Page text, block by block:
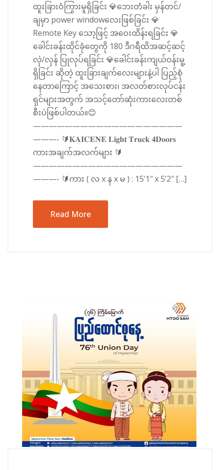
ထူးခြားဝံကြွားမူရှိခြင်း 💎ဘေးတံခါး မှန်တင်/
ချမှာ power windowလေးဖြစ်ခြင်း 💎
Remote Key သော့ဖြင့် အဝေးထိန်းရခြင်း 💎
ခေါင်းခန်းထိုင်ခုံတွေကို 180 ဒီဂရီထိအဆင့်ဆင့်
လှဲ/လှန် ပြုလုပ်ရခြင်း 💎ခေါင်းခန်းကျယ်ဝန်းမူ့
ရှိခြင်း ဆိုတဲ့ ထူးခြားချက်လေးများနဲ့ပါ ပြည့်စုံ
နေတာကြောင့် အသေးစား၊ အလတ်စားလုပ်ငန်း
ရှင်များအတွက် အသင့်တော်ဆုံးကားလေးတစ်
စီးပဲဖြစ်ပါတယ်။😊
———————————————————
———- 🔰𝐊𝐀𝐈𝐂𝐄𝐍𝐄 𝐋𝐢𝐠𝐡𝐭 𝐓𝐫𝐮𝐜𝐤 𝟒𝐃𝐨𝐨𝐫𝐬
ကားအချက်အလက်များ 🔰
———————————————————
———- 🔰ကား ( လ x န x မ ) : 15’1″ x 5’2″ […]
Read More